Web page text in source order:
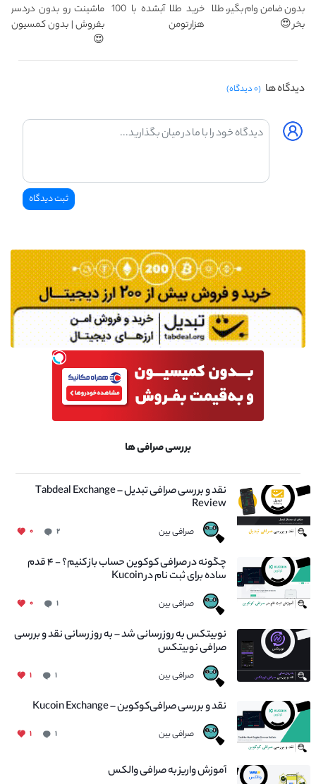
بدون ضامن وام بگیر، طلا
بخر 😍
خرید طلا آبشده با 100
هزار تومن
ماشینت رو بدون دردسر
بفروش | بدون کمسیون
😍
دیدگاه ها (۰ دیدگاه)
بررسی صرافی ها
نقد و بررسی صرافی تبدیل – Tabdeal Exchange
Review
صرافی بین ۲ ۰
چگونه در صرافی کوکوین حساب باز کنیم؟ - ۴ قدم
ساده برای ثبت نام در Kucoin
صرافی بین ۱ ۰
نوبیتکس به روزرسانی شد – به روز رسانی نقد و بررسی
صرافی نوبیتکس
صرافی بین ۱ ۱
نقد و بررسی صرافی‌کوکوین – Kucoin Exchange
صرافی بین ۱ ۱
آموزش واریز به صرافی والکس